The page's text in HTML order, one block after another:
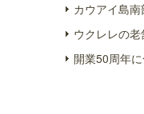
カウアイ島
ウクレレの
開業50周年